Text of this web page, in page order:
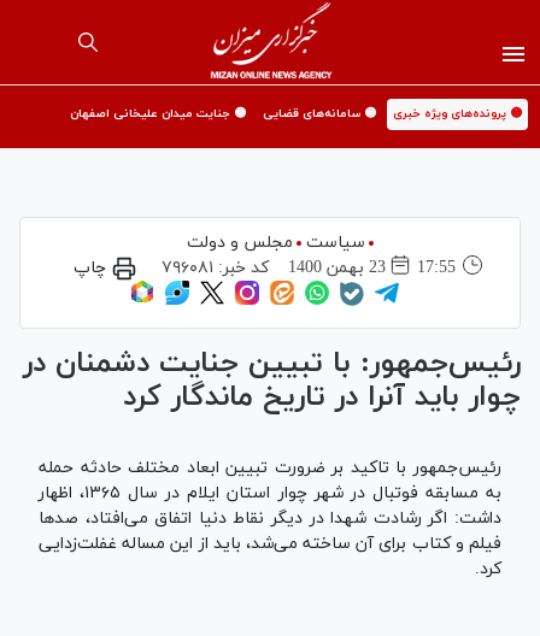
🟡 پرونده‌های ویژه خبری 🟡 سامانه‌های قضایی 🟡 جنایت میدان علیخانی اصفهان
سیاست
مجلس و دولت
17:55
23 بهمن 1400 کد خبر: ۷۹۶۰۸۱ چاپ
رئیس‌جمهور: با تبیین جنایت دشمنان در
چوار باید آنرا در تاریخ ماندگار کرد
رئیس‌جمهور با تاکید بر ضرورت تبیین ابعاد مختلف حادثه حمله
به مسابقه فوتبال در شهر چوار استان ایلام در سال ۱۳۶۵، اظهار
داشت: اگر رشادت شهدا در دیگر نقاط دنیا اتفاق می‌افتاد، صد‌ها
فیلم و کتاب برای آن ساخته می‌شد، باید از این مساله غفلت‌زدایی
کرد.